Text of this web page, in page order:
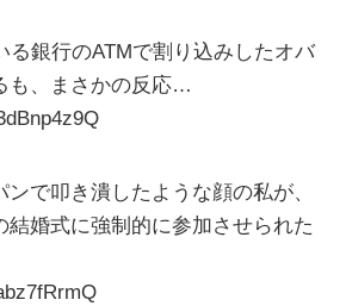
る銀行のATMで割り込みしたオバ
も、まさかの反応…
で叩き潰したような顔の私が、
結婚式に強制的に参加させられた